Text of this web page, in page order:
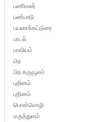
பணிமலர்
பண்பாடு
பயணக்கட்டுரை
பாடல்
பாவியம்
பிற
பிற கருவூலம்
புதினம்
புதினம்
பொன்மொழி
மருத்துவம்